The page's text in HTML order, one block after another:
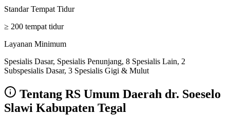
Standar Tempat Tidur
≥ 200 tempat tidur
Layanan Minimum
Spesialis Dasar, Spesialis Penunjang, 8 Spesialis Lain, 2
Subspesialis Dasar, 3 Spesialis Gigi & Mulut
Tentang RS Umum Daerah dr. Soeselo
Slawi Kabupaten Tegal